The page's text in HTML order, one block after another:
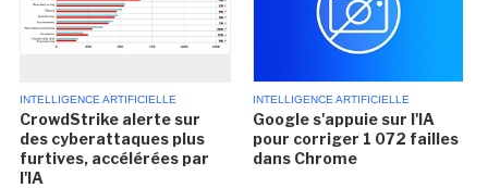
INTELLIGENCE ARTIFICIELLE
CrowdStrike alerte sur
des cyberattaques plus
furtives, accélérées par
l'IA
INTELLIGENCE ARTIFICIELLE
Google s'appuie sur l'IA
pour corriger 1 072 failles
dans Chrome